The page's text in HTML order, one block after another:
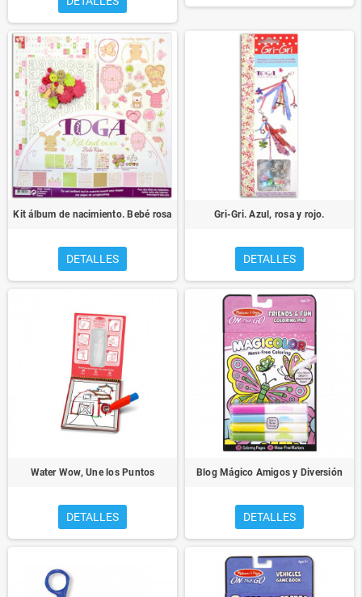
Kit álbum de nacimiento. Bebé rosa
DETALLES
Gri-Gri. Azul, rosa y rojo.
DETALLES
Water Wow, Une los Puntos
DETALLES
Blog Mágico Amigos y Diversión
DETALLES